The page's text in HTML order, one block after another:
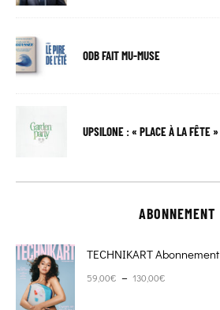
ODB FAIT MU-MUSE
UPSILONE : « PLACE À LA FÊTE »
ABONNEMENT
TECHNIKART Abonnement
59,00€ – 130,00€